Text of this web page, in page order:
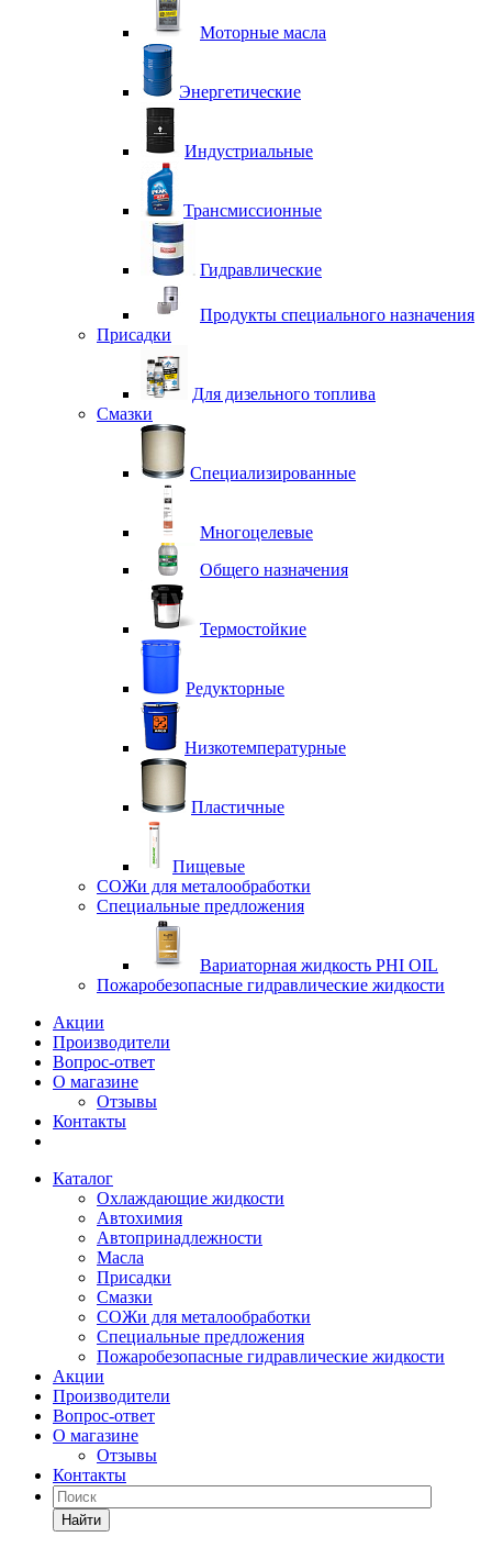
Моторные масла
Энергетические
Индустриальные
Трансмиссионные
Гидравлические
Продукты специального назначения
Присадки
Для дизельного топлива
Смазки
Специализированные
Многоцелевые
Общего назначения
Термостойкие
Редукторные
Низкотемпературные
Пластичные
Пищевые
СОЖи для металообработки
Специальные предложения
Вариаторная жидкость PHI OIL
Пожаробезопасные гидравлические жидкости
Акции
Производители
Вопрос-ответ
О магазине
Отзывы
Контакты
Каталог
Охлаждающие жидкости
Автохимия
Автопринадлежности
Масла
Присадки
Смазки
СОЖи для металообработки
Специальные предложения
Пожаробезопасные гидравлические жидкости
Акции
Производители
Вопрос-ответ
О магазине
Отзывы
Контакты
Найти